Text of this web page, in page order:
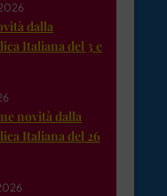
dalla
Italiana del 3 e
novità dalla
Italiana del 26